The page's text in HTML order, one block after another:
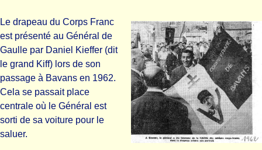
Le drapeau du Corps Franc
est présenté au Général de
Gaulle par Daniel Kieffer (dit
le grand Kiff) lors de son
passage à Bavans en 1962.
Cela se passait place
centrale où le Général est
sorti de sa voiture pour le
saluer.